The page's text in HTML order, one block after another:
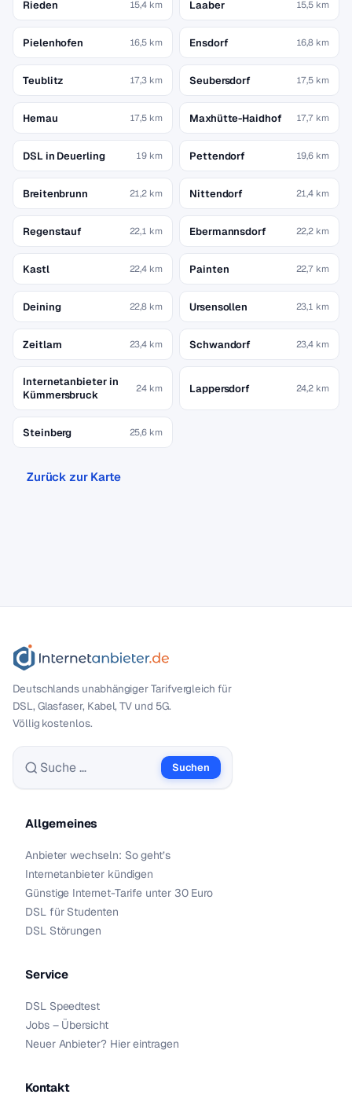
Rieden 15,4 km Laaber 15,5 km
Pielenhofen 16,5 km Ensdorf 16,8 km
Teublitz 17,3 km Seubersdorf 17,5 km
Hemau 17,5 km Maxhütte-Haidhof 17,7 km
DSL in Deuerling 19 km Pettendorf 19,6 km
Breitenbrunn 21,2 km Nittendorf 21,4 km
Regenstauf 22,1 km Ebermannsdorf 22,2 km
Kastl 22,4 km Painten 22,7 km
Deining 22,8 km Ursensollen 23,1 km
Zeitlarn 23,4 km Schwandorf 23,4 km
Internetanbieter in
Kümmersbruck
24 km Lappersdorf 24,2 km
Steinberg 25,6 km
Zurück zur Karte
Deutschlands unabhängiger Tarif­vergleich für
DSL, Glasfaser, Kabel, TV und 5G.
Völlig kostenlos.
Suche nach:
Suchen
Allgemeines
Anbieter wechseln: So geht’s
Internetanbieter kündigen
Günstige Internet-Tarife unter 30 Euro
DSL für Studenten
DSL Störungen
Service
DSL Speedtest
Jobs – Übersicht
Neuer Anbieter? Hier eintragen
Kontakt